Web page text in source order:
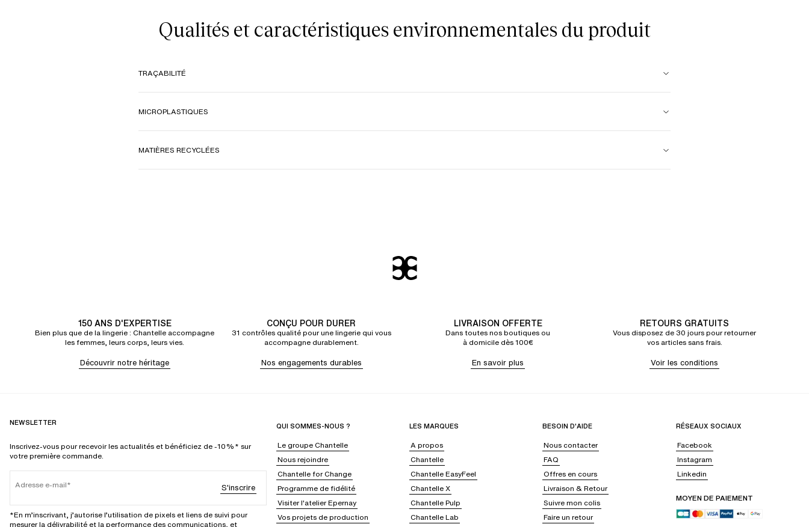
Qualités et caractéristiques environnementales du produit
TRAÇABILITÉ
MICROPLASTIQUES
MATIÈRES RECYCLÉES
150 ANS D'EXPERTISE
Bien plus que de la lingerie : Chantelle accompagne
les femmes, leurs corps, leurs vies.
Découvrir notre héritage
CONÇU POUR DURER
31 contrôles qualité pour une lingerie qui vous
accompagne durablement.
Nos engagements durables
LIVRAISON OFFERTE
Dans toutes nos boutiques ou
à domicile dès 100€
En savoir plus
RETOURS GRATUITS
Vous disposez de 30 jours pour retourner
vos articles sans frais.
Voir les conditions
NEWSLETTER
Inscrivez-vous pour recevoir les actualités et bénéficiez de -10%* sur
votre première commande.
Adresse e-mail S'inscrire
*En m’inscrivant, j’autorise l’utilisation de pixels et liens de suivi pour
mesurer la délivrabilité et la performance des communications, et
QUI SOMMES-NOUS ?
Le groupe Chantelle
Nous rejoindre
Chantelle for Change
Programme de fidélité
Visiter l'atelier Epernay
Vos projets de production
LES MARQUES
A propos
Chantelle
Chantelle EasyFeel
Chantelle X
Chantelle Pulp
Chantelle Lab
BESOIN D'AIDE
Nous contacter
FAQ
Offres en cours
Livraison & Retour
Suivre mon colis
Faire un retour
RÉSEAUX SOCIAUX
Facebook
Instagram
Linkedin
MOYEN DE PAIEMENT